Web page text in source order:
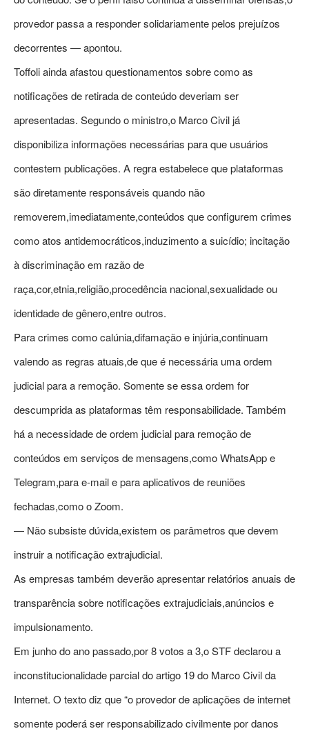
provedor passa a responder solidariamente pelos prejuízos
decorrentes — apontou.
Toffoli ainda afastou questionamentos sobre como as
notificações de retirada de conteúdo deveriam ser
apresentadas. Segundo o ministro,o Marco Civil já
disponibiliza informações necessárias para que usuários
contestem publicações. A regra estabelece que plataformas
são diretamente responsáveis quando não
removerem,imediatamente,conteúdos que configurem crimes
como atos antidemocráticos,induzimento a suicídio; incitação
à discriminação em razão de
raça,cor,etnia,religião,procedência nacional,sexualidade ou
identidade de gênero,entre outros.
Para crimes como calúnia,difamação e injúria,continuam
valendo as regras atuais,de que é necessária uma ordem
judicial para a remoção. Somente se essa ordem for
descumprida as plataformas têm responsabilidade. Também
há a necessidade de ordem judicial para remoção de
conteúdos em serviços de mensagens,como WhatsApp e
Telegram,para e-mail e para aplicativos de reuniões
fechadas,como o Zoom.
— Não subsiste dúvida,existem os parâmetros que devem
instruir a notificação extrajudicial.
As empresas também deverão apresentar relatórios anuais de
transparência sobre notificações extrajudiciais,anúncios e
impulsionamento.
Em junho do ano passado,por 8 votos a 3,o STF declarou a
inconstitucionalidade parcial do artigo 19 do Marco Civil da
Internet. O texto diz que “o provedor de aplicações de internet
somente poderá ser responsabilizado civilmente por danos